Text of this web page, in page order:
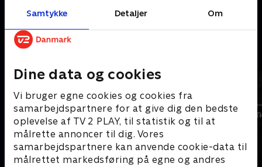
Samtykke Detaljer Om
Dine data og cookies
Vi bruger egne cookies og cookies fra
samarbejdspartnere for at give dig den bedste
oplevelse af TV 2 PLAY, til statistik og til at
målrette annoncer til dig. Vores
samarbejdspartnere kan anvende cookie-data til
målrettet markedsføring på egne og andres
Kræver tilkøb
Mere indhold fra Disney+